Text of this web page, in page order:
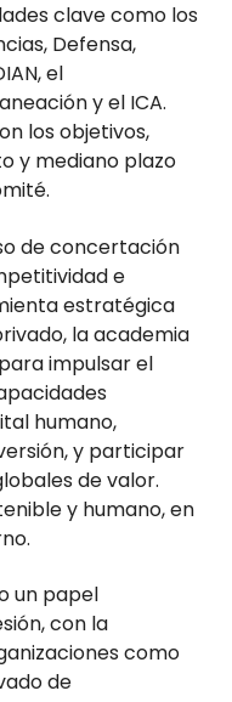
clave como los
Defensa,
el
y el ICA.
los objetivos,
y mediano plazo
de concertación
e
estratégica
la academia
impulsar el
humano,
y participar
de valor.
y humano, en
un papel
con la
como
de